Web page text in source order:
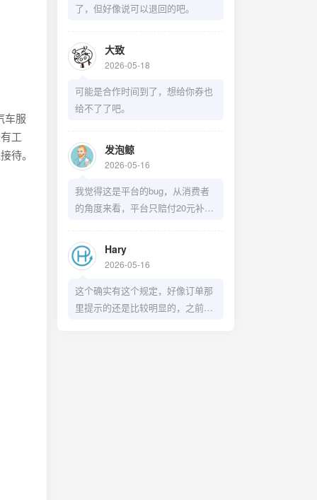
车服
工
待。
了，但好像说可以退回的吧。
大致
2026-05-18
可能是合作时间到了，想给你券也
给不了了吧。
发泡鲸
2026-05-16
我觉得这是平台的bug，从消费者
的角度来看，平台只赔付20元补偿
了。
Hary
2026-05-16
这个确实有这个规定，好像订单那
里提示的还是比较明显的，之前我